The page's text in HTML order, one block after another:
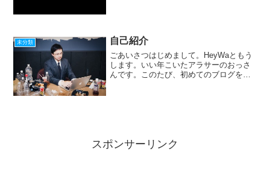
出来たやんってなって横...
未分類 自己紹介
ごあいさつはじめまして。HeyWaともう
します。いい年こいたアラサーのおっさ
んです。このたび、初めてのブログを開
スポンサーリンク